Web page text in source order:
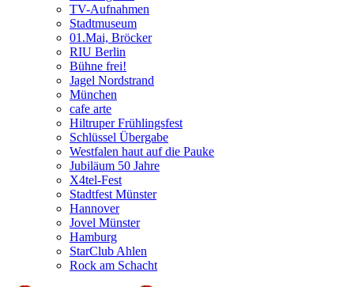
TV-Aufnahmen
Stadtmuseum
01.Mai, Bröcker
RIU Berlin
Bühne frei!
Jagel Nordstrand
München
cafe arte
Hiltruper Frühlingsfest
Schlüssel Übergabe
Westfalen haut auf die Pauke
Jubiläum 50 Jahre
X4tel-Fest
Stadtfest Münster
Hannover
Jovel Münster
Hamburg
StarClub Ahlen
Rock am Schacht